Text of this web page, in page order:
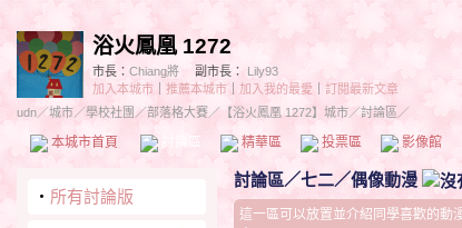
浴火鳳凰 1272
市長： Chiang將 副市長：
Lily93
加入本城市
推薦本城市 加入我的最愛
訂閱最新文章
udn／城市／學校社團 ／部落格大賽／ 【浴火鳳凰 1272】城市／討論區／
本城市首頁 討論區 精華區 投票區 影像館
‧ 所有討論版
討論區／七二／偶像動漫
這一區可以放置並介紹同學喜歡的動